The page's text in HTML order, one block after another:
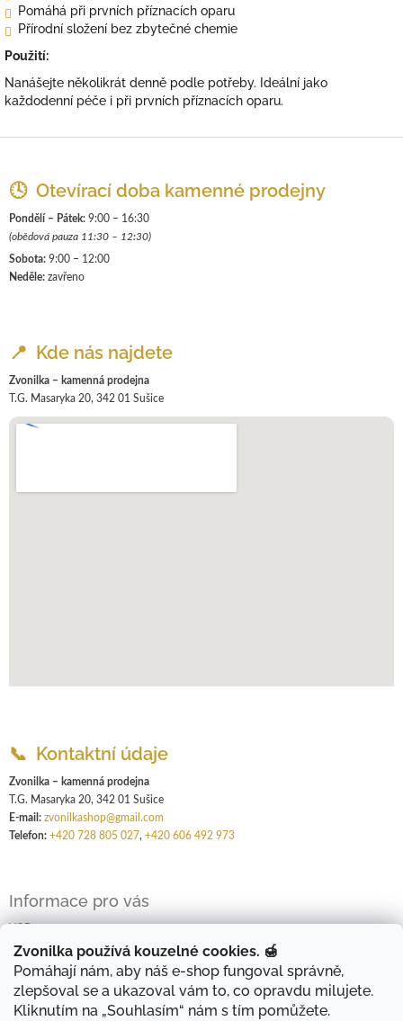
Zvonilka používá kouzelné cookies. 🍯
Pomáhají nám, aby náš e-shop fungoval správně,
zlepšoval se a ukazoval vám to, co opravdu milujete.
Kliknutím na „Souhlasím“ nám s tím pomůžete.
Pomáhá při prvních příznacích oparu
Přírodní složení bez zbytečné chemie
Použití:
Nanášejte několikrát denně podle potřeby. Ideální jako
každodenní péče i při prvních příznacích oparu.
🕓 Otevírací doba kamenné prodejny
Pondělí – Pátek: 9:00 – 16:30
(obědová pauza 11:30 – 12:30)
Sobota: 9:00 – 12:00
Neděle: zavřeno
📍 Kde nás najdete
Zvonilka – kamenná prodejna
T.G. Masaryka 20, 342 01 Sušice
📞 Kontaktní údaje
Zvonilka – kamenná prodejna
T.G. Masaryka 20, 342 01 Sušice
E-mail: zvonilkashop@gmail.com
Telefon: +420 728 805 027, +420 606 492 973
Informace pro vás
VOP
GDPR
Kontakty